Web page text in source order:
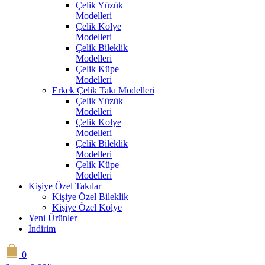
Çelik Yüzük
Modelleri
Çelik Kolye
Modelleri
Çelik Bileklik
Modelleri
Çelik Küpe
Modelleri
Erkek Çelik Takı Modelleri
Çelik Yüzük
Modelleri
Çelik Kolye
Modelleri
Çelik Bileklik
Modelleri
Çelik Küpe
Modelleri
Kişiye Özel Takılar
Kişiye Özel Bileklik
Kişiye Özel Kolye
Yeni Ürünler
İndirim
0